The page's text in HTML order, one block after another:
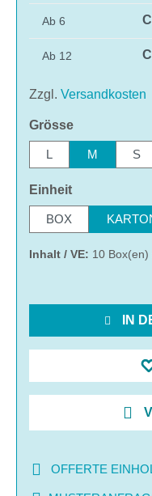
Ab 6
Ab 12
Zzgl. Versandkosten
Grösseauswählen
L M S
Einheitauswählen
BOX
Inhalt / VE: 10
IN
OFFERTE